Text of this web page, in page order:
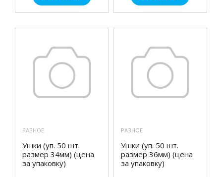
РАЗНОЕ
Ушки (уп. 50 шт.
размер 34мм) (цена
за упаковку)
РАЗНОЕ
Ушки (уп. 50 шт.
размер 36мм) (цена
за упаковку)